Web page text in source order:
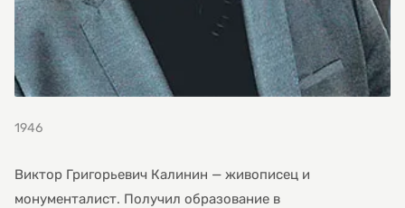
1946
Виктор Григорьевич Калинин — живописец и
монументалист. Получил образование в